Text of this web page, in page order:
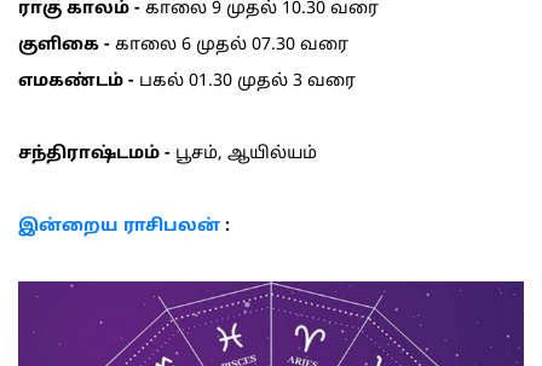
ராகு காலம் - காலை 9 முதல் 10.30 வரை
குளிகை - காலை 6 முதல் 07.30 வரை
எமகண்டம் - பகல் 01.30 முதல் 3 வரை
சந்திராஷ்டமம் - பூசம், ஆயில்யம்
இன்றைய ராசிபலன் :